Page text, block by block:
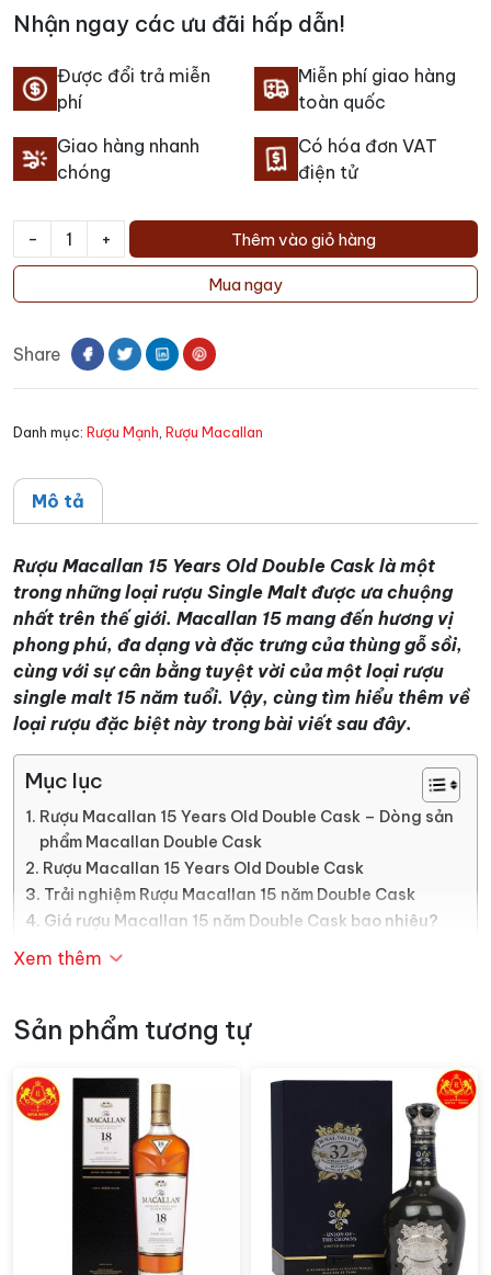
Nhận ngay các ưu đãi hấp dẫn!
Được đổi trả miễn
phí
Miễn phí giao hàng
toàn quốc
Giao hàng nhanh
chóng
Có hóa đơn VAT
điện tử
-
Rượu
15
Old
số
+ Thêm vào giỏ hàng
Mua ngay
Share
Danh mục: Rượu Mạnh, Rượu Macallan
Mô tả
Rượu Macallan 15 Years Old Double Cask là một
trong những loại rượu Single Malt được ưa chuộng
nhất trên thế giới. Macallan 15 mang đến hương vị
phong phú, đa dạng và đặc trưng của thùng gỗ sồi,
cùng với sự cân bằng tuyệt vời của một loại rượu
single malt 15 năm tuổi. Vậy, cùng tìm hiểu thêm về
loại rượu đặc biệt này trong bài viết sau đây.
Mục lục
Rượu Macallan 15 Years Old Double Cask – Dòng sản
phẩm Macallan Double Cask
Rượu Macallan 15 Years Old Double Cask
Trải nghiệm Rượu Macallan 15 năm Double Cask
Giá rượu Macallan 15 năm Double Cask bao nhiêu?
Double Cask – Dòng sản phẩm
Macallan Double Cask
Sự kết hợp hoàn hảo của rượu được ủ trong các thùng
gỗ sồi châu Mỹ và châu Âu đã phơi qua Olorosy sherry
đã tạo nên đặc tính ấm áp, nổi bật của loại rượu mạch
nha đơn cất hài hòa này. Đội ngũ pha chế rượu lành
nghề của chúng tôi đã tuyển chọn gắt gao và rồi kết
hợp rượu từ các thùng gỗ sồi châu Âu và châu Mỹ đã
phơi qua sherry theo cách hoàn hảo nhất. Nhờ đó,
Xem thêm
Sản phẩm tương tự